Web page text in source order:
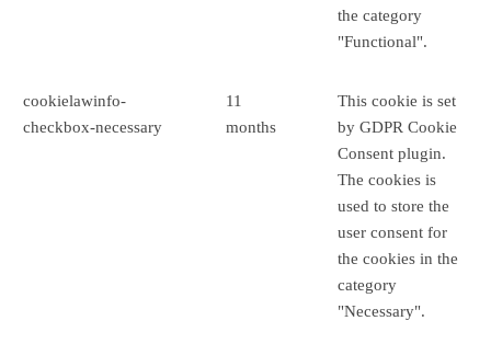
the category
"Functional".
cookielawinfo-
checkbox-necessary
11
months
This cookie is set
by GDPR Cookie
Consent plugin.
The cookies is
used to store the
user consent for
the cookies in the
category
"Necessary".